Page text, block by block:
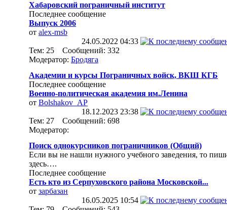
Хабаровский пограничный институт
Последнее сообщение
Выпуск 2006
от alex-msb
24.05.2022 04:33
Тем: 25 Сообщений: 332
Модератор: Бродяга
Академии и курсы Пограничных войск, ВКШ КГБ
Последнее сообщение
Военно-политическая академия им.Ленина
от Bolshakov_AP
18.12.2023 23:38
Тем: 27 Сообщений: 698
Модератор:
Поиск однокурсников пограничников (Общий)
Если вы не нашли нужного учебного заведения, то
здесь….
Последнее сообщение
Есть кто из Серпуховского района Московской...
от зарбазан
16.05.2025 10:54